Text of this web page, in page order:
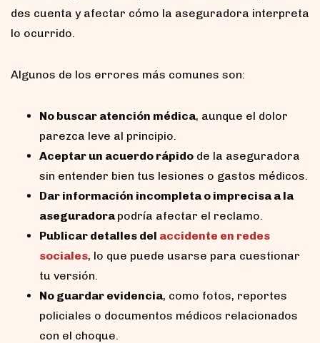
des cuenta y afectar cómo la aseguradora interpreta
lo ocurrido.
Algunos de los errores más comunes son:
No buscar atención médica, aunque el dolor
parezca leve al principio.
Aceptar un acuerdo rápido de la aseguradora
sin entender bien tus lesiones o gastos médicos.
Dar información incompleta o imprecisa a la
aseguradora podría afectar el reclamo.
Publicar detalles del accidente en redes
sociales, lo que puede usarse para cuestionar
tu versión.
No guardar evidencia, como fotos, reportes
policiales o documentos médicos relacionados
con el choque.